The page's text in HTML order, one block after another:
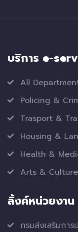
บริการ e-
All
Policing &
Trasport &
Housing &
Health &
Arts & Culture
ลิ้งค์หน่วยงาน
กรมส่งเสริมกา